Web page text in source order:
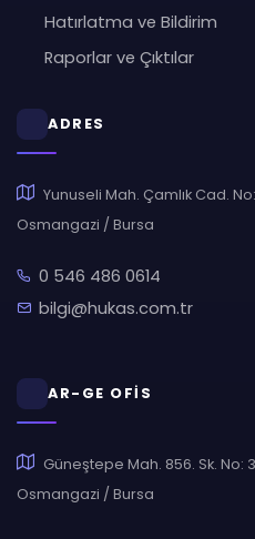
Hatırlatma ve Bildirim
Raporlar ve Çıktılar
ADRES
Yunuseli Mah. Çamlık Cad.
Osmangazi / Bursa
0 546 486 0614
bilgi@hukas.com.tr
AR-GE OFİS
Güneştepe Mah. 856. Sk. No:
Osmangazi / Bursa